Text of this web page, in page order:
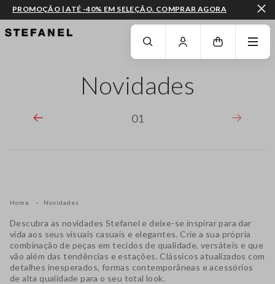
IR PARA O CONTEÚDO PRINCIPAL DESÇA ATÉ AO FIM DA PÁGINA
PROMOÇÃO | ATÉ -40% EM SELEÇÃO. COMPRAR AGORA
Novidades
01
Home Novidades
Descubra as novidades Stefanel e deixe-se inspirar para dar
vida aos seus visuais casuais e elegantes. Crie a sua própria
combinação de peças em tecidos de qualidade, versáteis e que
vão além das tendências e estações. Clássicos atualizados com
detalhes inesperados, formas contemporâneas e acessórios
de alta qualidade para o seu total look.